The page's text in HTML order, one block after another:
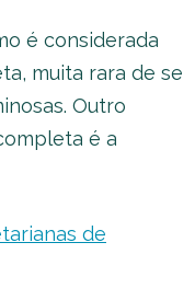
é considerada
muita rara de se
Outro
é a
de